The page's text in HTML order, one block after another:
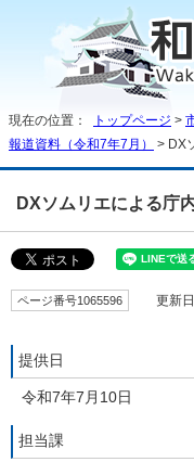
現在の位置： トップページ >
報道資料（令和7年7月）
> DX
DXソムリエによる庁
ページ番号1065596 更新日
提供日
令和7年7月10日
担当課